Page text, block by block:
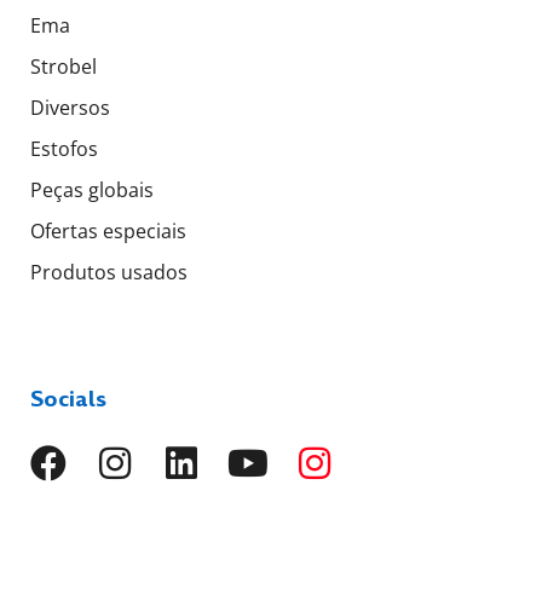
Ema
Strobel
Diversos
Estofos
Peças globais
Ofertas especiais
Produtos usados
Socials